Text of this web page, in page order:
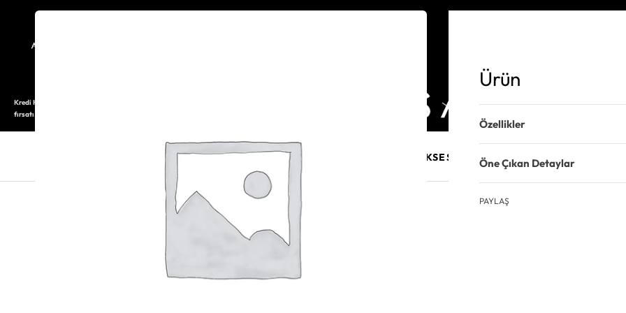
Kredi Kartı ile 12 aya varan taksitli alışveriş imkanı. Üstelik ilk 6 taksite %0 komisyon
fırsatı.
SAAT AKSESUARLARI TAKI VE MÜCEVHER PURO AKSESUARLARI KALEM VE AKSESUAR
Ürün
Özellikler
Öne Çıkan Detaylar
PAYLAŞ